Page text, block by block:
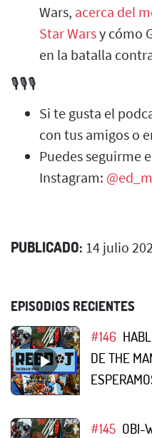
Wars, acerca del
Star Warsy cómo
en la batalla
🎙️🎙️🎙️
Si te gusta el
con tus amigos o
Puedes seguirme
Instagram:
PUBLICADO: 14 julio
EPISODIOS RECIENTES
#146
DE THE
#145 OBI-